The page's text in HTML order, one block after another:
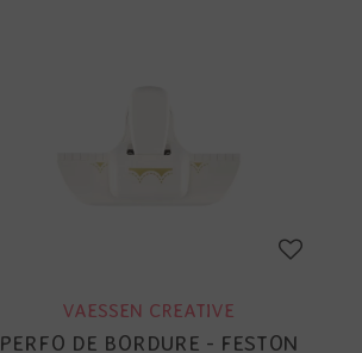
VAESSEN CREATIVE
PERFO DE BORDURE - FESTON